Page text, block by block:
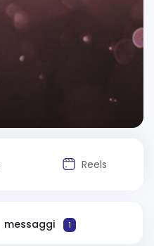
Reels
messaggi 1